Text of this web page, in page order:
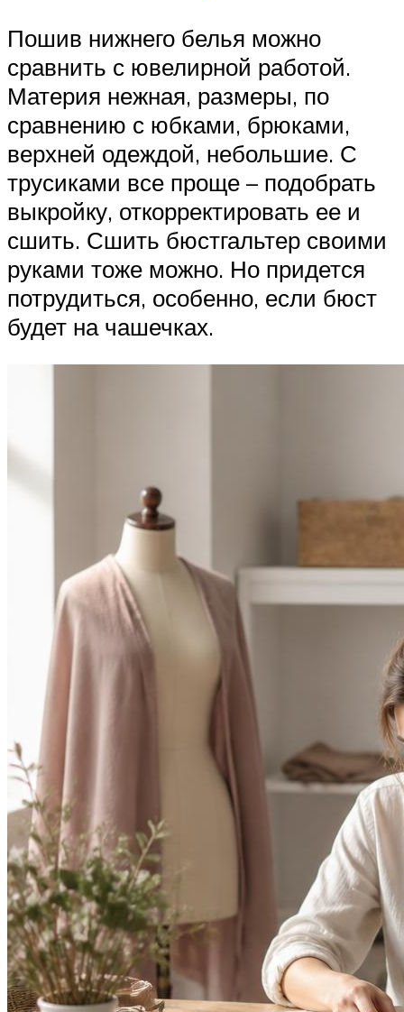
Пошив нижнего белья можно
сравнить с ювелирной работой.
Материя нежная, размеры, по
сравнению с юбками, брюками,
верхней одеждой, небольшие. С
трусиками все проще – подобрать
выкройку, откорректировать ее и
сшить. Сшить бюстгальтер своими
руками тоже можно. Но придется
потрудиться, особенно, если бюст
будет на чашечках.